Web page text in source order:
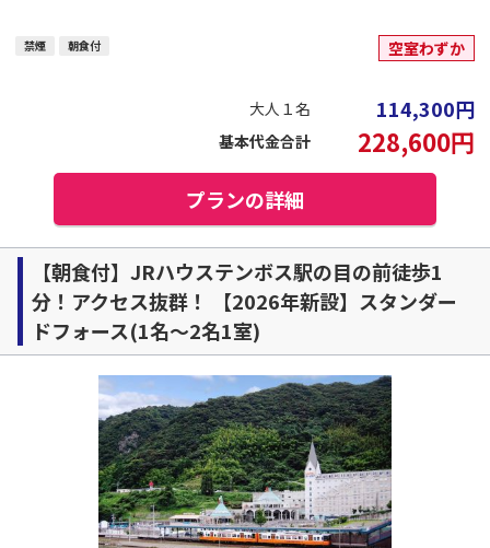
禁煙 朝食付 空室わずか
大人１名 114,300円
基本代金合計 228,600円
プランの詳細
【朝食付】JRハウステンボス駅の目の前徒歩1
分！アクセス抜群！ 【2026年新設】スタンダー
ドフォース(1名～2名1室)